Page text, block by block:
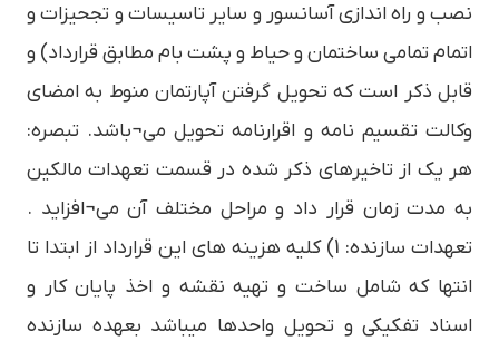
نصب و راه اندازی آسانسور و سایر تاسیسات و تجحیزات و
اتمام تمامی ساختمان و حیاط و پشت بام مطابق قرارداد) و
قابل ذکر است که تحویل گرفتن آپارتمان منوط به امضای
وکالت تقسیم نامه و اقرارنامه تحویل می¬باشد. تبصره:
هر یک از تاخیرهای ذکر شده در قسمت تعهدات مالکین
به مدت زمان قرار داد و مراحل مختلف آن می¬افزاید .
تعهدات سازنده: 1) کلیه هزینه های این قرارداد از ابتدا تا
انتها که شامل ساخت و تهیه نقشه و اخذ پایان کار و
اسناد تفکیکی و تحویل واحدها میباشد بعهده سازنده